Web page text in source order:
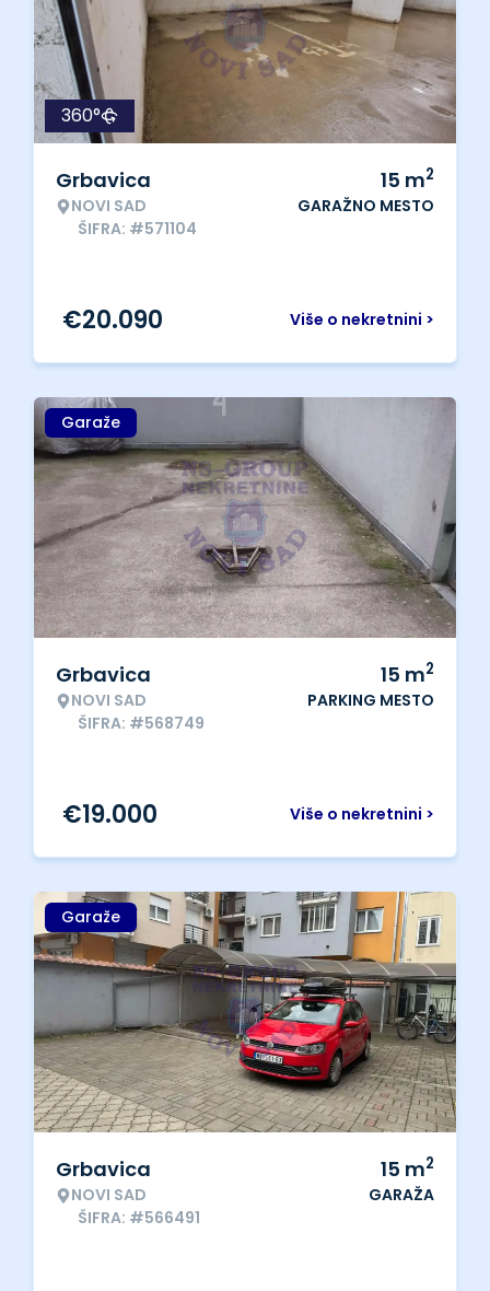
360°
Grbavica
NOVI SAD
ŠIFRA: #571104
15 m2
GARAŽNO MESTO
Više o nekretnini >
€20.090
Garaže
Grbavica
NOVI SAD
ŠIFRA: #568749
15 m2
PARKING MESTO
Više o nekretnini >
€19.000
Garaže
Grbavica
NOVI SAD
ŠIFRA: #566491
15 m2
GARAŽA